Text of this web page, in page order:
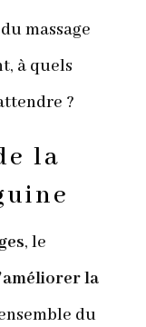
du massage
à quels
?
la
, le
la
du